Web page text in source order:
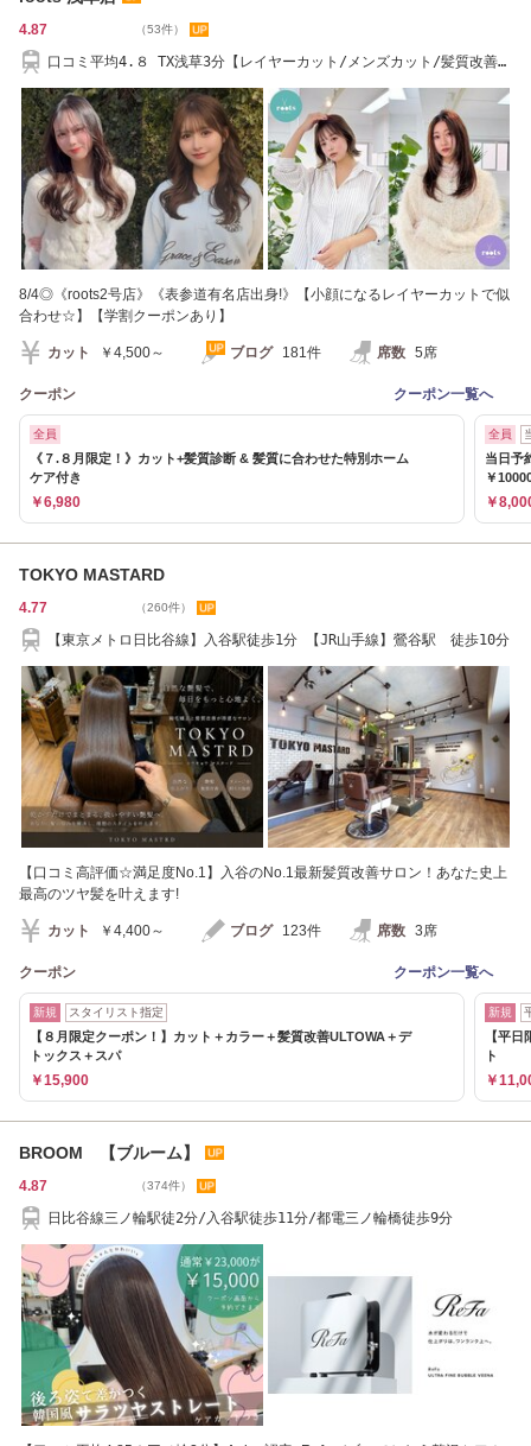
4.87 （53件）
口コミ平均4.８ TX浅草3分【レイヤーカット/メンズカット/髪質改善】
8/4◎《roots2号店》《表参道有名店出身!》【小顔になるレイヤーカットで似
合わせ☆】【学割クーポンあり】
カット ￥4,500～ ブログ 181件 席数 5席
クーポン クーポン一覧へ
全員
《７.８月限定！》カット+髪質診断 & 髪質に合わせた特別ホーム
ケア付き
￥6,980
全員
当日予
￥
￥
TOKYO MASTARD
4.77 （260件）
【東京メトロ日比谷線】入谷駅徒歩1分 【JR山手線】鶯谷駅 徒歩10分
【口コミ高評価☆満足度No.1】入谷のNo.1最新髪質改善サロン！あなた史上
最高のツヤ髪を叶えます!
カット ￥4,400～ ブログ 123件 席数 3席
クーポン クーポン一覧へ
新規 スタイリスト指定
【８月限定クーポン！】カット＋カラー＋髪質改善ULTOWA＋デ
トックス＋スパ
￥15,900
新規
【平
ト
￥
BROOM 【ブルーム】
4.87 （374件）
日比谷線三ノ輪駅徒2分/入谷駅徒歩11分/都電三ノ輪橋徒歩9分